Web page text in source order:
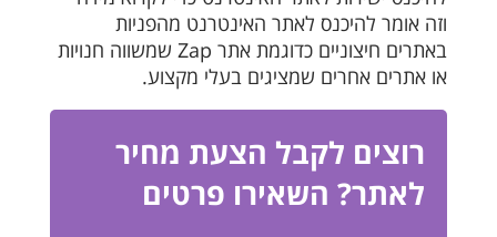
וזה אומר להיכנס לאתר האינטרנט מהפניות
באתרים חיצוניים כדוגמת אתר Zap שמשווה חנויות
או אתרים אחרים שמציגים בעלי מקצוע.
רוצים לקבל הצעת מחיר
לאתר? השאירו פרטים